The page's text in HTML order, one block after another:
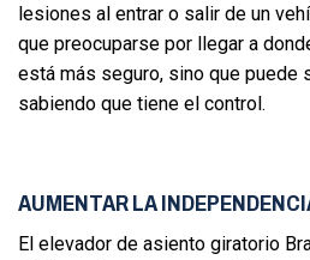
lesiones al entrar o salir de un
que preocuparse por llegar a
está más seguro, sino que puede
sabiendo que tiene el control.
AUMENTAR LA
El elevador de asiento giratorio